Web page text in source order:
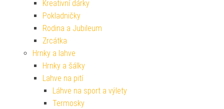
Kreativní dárky
Pokladničky
Rodina a Jubileum
Zrcátka
Hrnky a lahve
Hrnky a šálky
Lahve na pití
Láhve na sport a výlety
Termosky